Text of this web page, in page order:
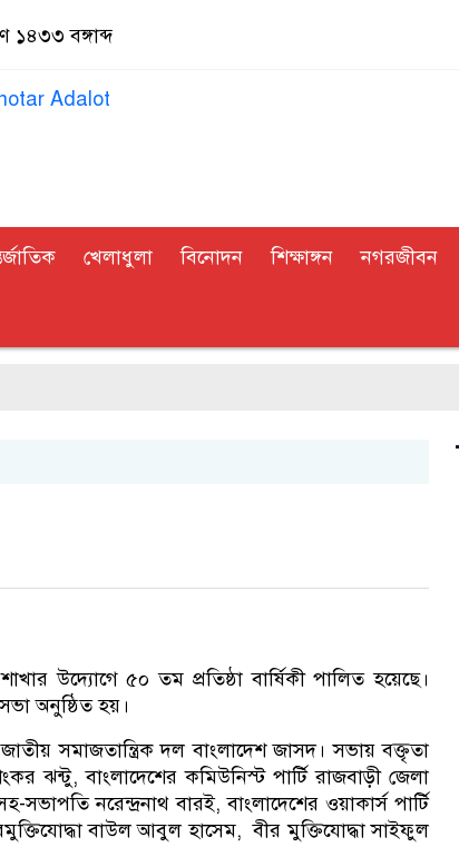
১৪৩৩ বঙ্গাব্দ
খেলাধুলা বিনোদন শিক্ষাঙ্গন নগরজীবন
উদ্যোগে ৫০ তম প্রতিষ্ঠা বার্ষিকী পালিত হয়েছে।
অনুষ্ঠিত হয়।
সমাজতান্ত্রিক দল বাংলাদেশ জাসদ। সভায় বক্তৃতা
ঝন্টু, বাংলাদেশের কমিউনিস্ট পার্টি রাজবাড়ী জেলা
নরেন্দ্রনাথ বারই, বাংলাদেশের ওয়াকার্স পার্টি
বাউল আবুল হাসেম, বীর মুক্তিযোদ্ধা সাইফুল